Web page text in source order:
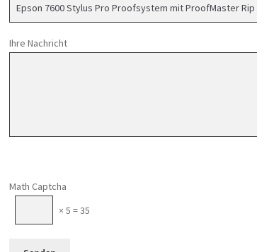
Ihre Nachricht
Math Captcha
× 5 = 35